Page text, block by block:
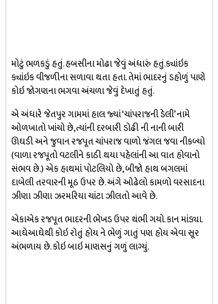
મોટું ભળકડું હતું. હબસીના મોઢા જેવું અંધારું હતું.ક્યાંઇક
ક્યાંઇક વીજળીના સળાવા થતા હતા. તેમાં ભાદરનું ડહોળું પાણે
કોઇ જોગણના ભગવા અંચળા જેવું દેખાતું હતું.
એ અંધારે જેતપુર ગામમાં હાલ જ્યાં ‘ચાંપરાજની ડેલી’ નામે
ઓળખાતો ખાંચો છે,ત્યાંની દરબારી ડોઢી ની નાની બારી
ઊઘડી અને જુવાન રજપૂત ચાંપરાજ વાળો જંગલ જવા નીકળ્યો
(વાળા રજપૂતો વટલીને કાઠી થયા પહેલાંની આ વાત હોવાનો
સંભવ છે.) એક હાથમાં પોટલિયો છે, બીજો હાથ બગલમાં
દાબેલી તરવારની મૂઠ ઉપર છે. અંગે ઓઢેલો કામળો વરસાદના
ઝીણા ઝીણા ઝરમરિયા ચાંટા ઝીલતો આવે છે.
એકાએક રજપૂત ભાદરની ભેખડ ઉપર થંભી ગયો. કાન માંડ્યા.
આઘેઆઘેથી કોઇ રોતું હોય ને ભેળું ગાતું પણ હોય એવા સૂર
અંભળાય છે. કોઇ બાઇ માણસનું ગળું લાગ્યું.